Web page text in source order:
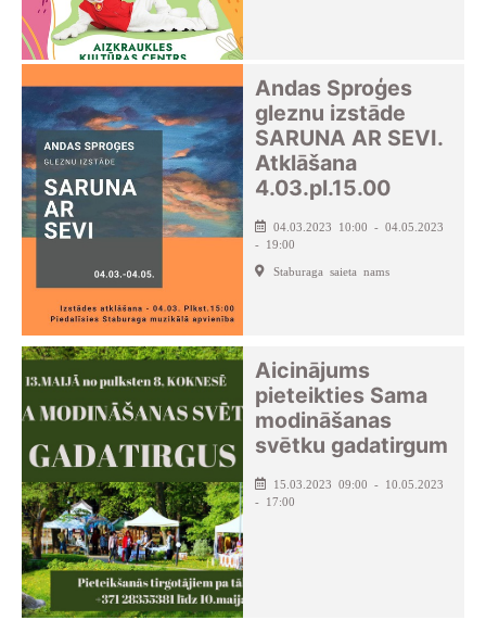
Andas Sproģes
gleznu izstāde
SARUNA AR SEVI.
Atklāšana
4.03.pl.15.00
04.03.2023 10:00 - 04.05.2023
- 19:00
Staburaga saieta nams
Aicinājums
pieteikties Sama
modināšanas
svētku gadatirgum
15.03.2023 09:00 - 10.05.2023
- 17:00